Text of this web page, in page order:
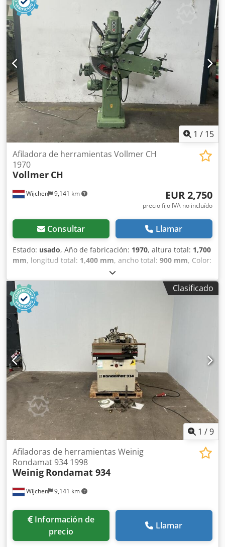
Alnock -Peso: 2,2 kg
1 / 15
Wijchen 9,141 km
Afiladora de herramientas Vollmer CH
1970
Vollmer CH
EUR 2,750
precio fijo IVA no incluído
Consultar Llamar
Estado: usado, Año de fabricación: 1970, altura total: 1,700
mm, longitud total: 1,400 mm, ancho total: 900 mm, Color:
Gris Peso en vacío: 500 kg - Año de fabricación: 1970 -
Documentación disponible: No - Certificado CE disponible:
No - Número de serie: CH - Control: Convencional -
Potencia del motor: 1,4 kW - Dimensiones de transporte:
1400 mm x 900 mm x 1700 mm (largo x ancho x alto) - Peso
de transporte [kg]: 500 kg - Paquetes de transporte [ud.]: 1
Información financiera IVA: El precio indicado es más IVA
IVA/régimen de margen: IVA deducible para empresarios
Entrega y recompra posibles en todo momento para todos
los artículos del sector industrial Dcjdpfx Aszry I Aolnjk
Lukas van Rossum
Clasificado
1 /9
Wijchen 9,141 km
Afiladoras de herramientas Weinig
Rondamat 934 1998
Weinig Rondamat 934
Información de
precio
Llamar